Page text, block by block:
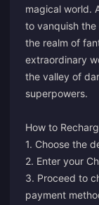
magical world.
to vanquish the
the realm of
extraordinary
the valley of
superpowers.
How to
1. Choose the
2. Enter your
3. Proceed to
payment